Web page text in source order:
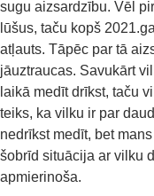
sugu aizsardzību. Vēl
lūšus, taču kopš
atļauts. Tāpēc par tā
jāuztraucas. Savukārt
laikā medīt drīkst, taču
teiks, ka vilku ir par
nedrīkst medīt, bet
šobrīd situācija ar vilku
apmierinoša.